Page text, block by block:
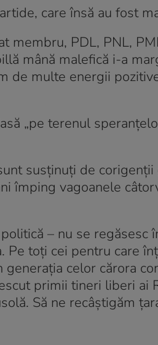
care însă au fost
membru, PDL, PNL,
mână malefică i-a
de multe energii
„pe terenul
susţinuţi de
împing vagoanele
– nu se regăsesc
Pe toţi cei pentru care
celor cărora
primii tineri liberi ai
Să ne recâştigăm